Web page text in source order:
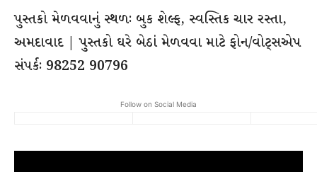
પુસ્તકો મેળવવાનું સ્થળઃ બુક શેલ્ફ, સ્વસ્તિક ચાર રસ્તા,
અમદાવાદ | પુસ્તકો ઘરે બેઠાં મેળવવા માટે ફોન/વોટ્સએપ
સંપર્કઃ 98252 90796
Follow on Social Media